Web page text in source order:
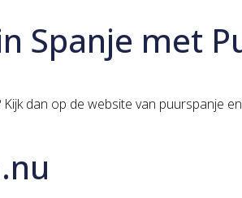
Spanje met
Kijk dan op de website van puurspanje